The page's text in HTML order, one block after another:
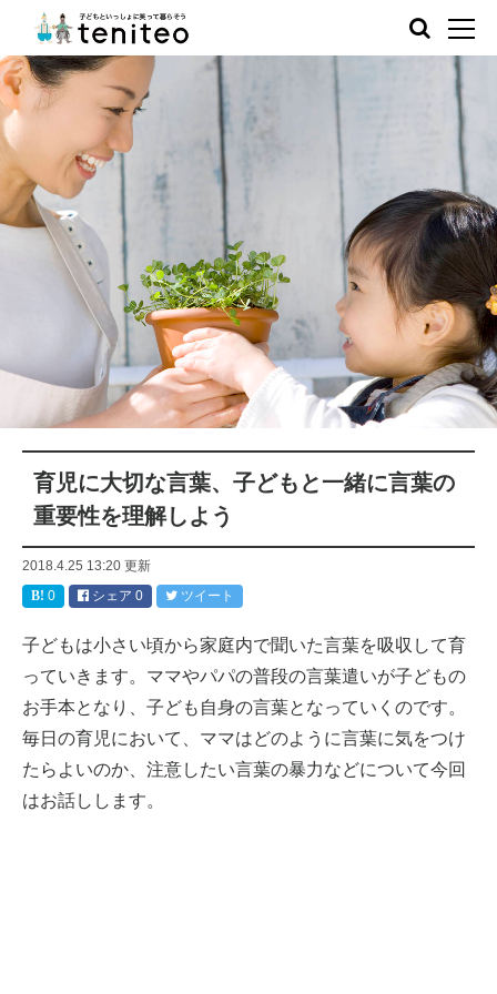
育児に大切な言葉、子どもと一緒に言葉の
重要性を理解しよう
2018.4.25 13:20 更新
0
シェア 0 ツイート
子どもは小さい頃から家庭内で聞いた言葉を吸収して育
っていきます。ママやパパの普段の言葉遣いが子どもの
お手本となり、子ども自身の言葉となっていくのです。
毎日の育児において、ママはどのように言葉に気をつけ
たらよいのか、注意したい言葉の暴力などについて今回
はお話しします。